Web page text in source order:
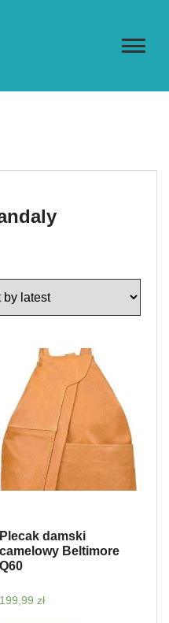
Plecak damski
camelowy Beltimore
Q60
199,99 zł